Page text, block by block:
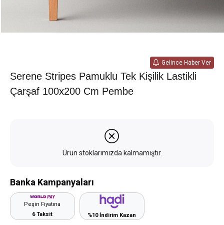
Gelince Haber Ver
Serene Stripes Pamuklu Tek Kişilik Lastikli
Çarşaf 100x200 Cm Pembe
Ürün stoklarımızda kalmamıştır.
Banka Kampanyaları
Peşin Fiyatına
6 Taksit
%10 İndirim Kazan